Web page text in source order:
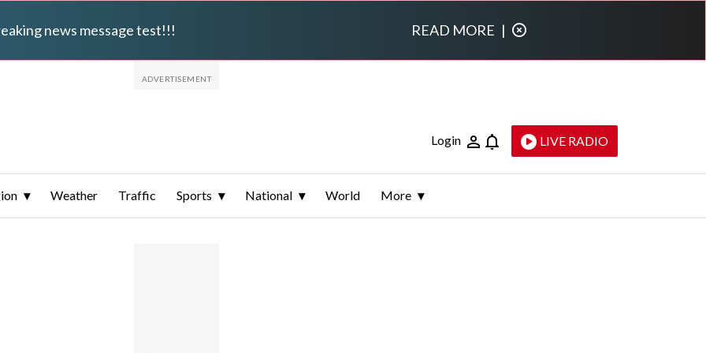
news message test!!! READ MORE |
Login LIVE RADIO
Weather Traffic Sports National World More